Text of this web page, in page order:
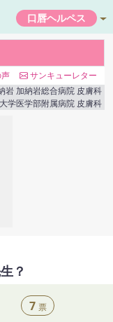
口唇ヘルペス
サンキューレター
岩 加納岩総合病院 皮膚科
学医学部附属病院 皮膚科
？
7 票